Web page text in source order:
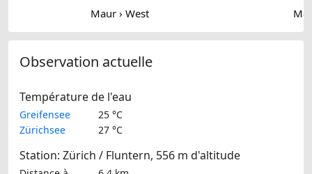
Maur › West
Observation actuelle
Température de l'eau
Greifensee
25 °C
Zürichsee
27 °C
Station: Zürich / Fluntern, 556 m d'altitude